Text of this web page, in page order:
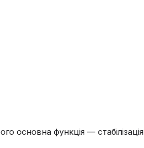
основна функція — стабілізація